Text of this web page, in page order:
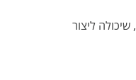
עם המוניטורינג המתמשך, קל לאסוף את מימוש הבקרה ולחקור אירועי אבטחה. ישנם גם דיווחים נוחים יותר עם Ekran System, שיכולה ליצור